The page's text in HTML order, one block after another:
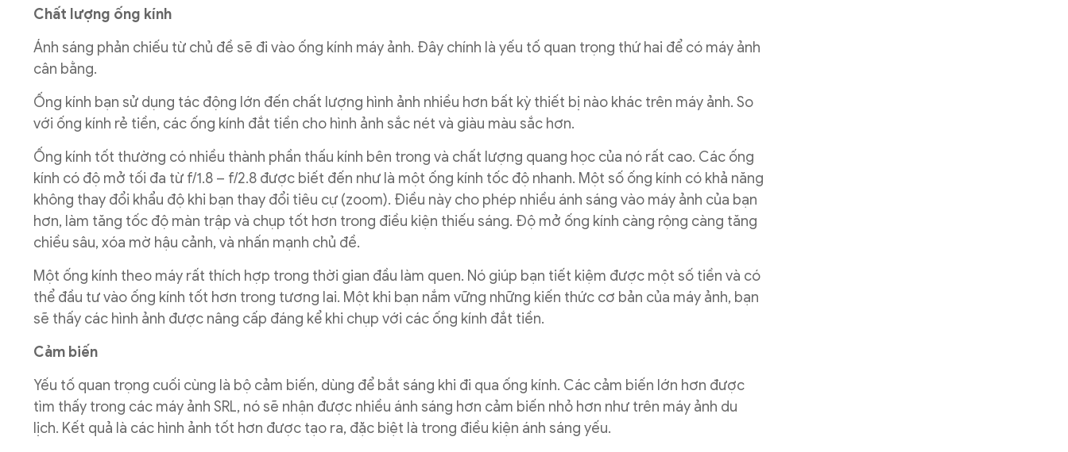
Chất lượng ống kính
Ánh sáng phản chiếu từ chủ đề sẽ đi vào ống kính máy ảnh. Đây chính là yếu tố quan trọng thứ hai để có máy ảnh
cân bằng.
Ống kính bạn sử dụng tác động lớn đến chất lượng hình ảnh nhiều hơn bất kỳ thiết bị nào khác trên máy ảnh. So
với ống kính rẻ tiền, các ống kính đắt tiền cho hình ảnh sắc nét và giàu màu sắc hơn.
Ống kính tốt thường có nhiều thành phần thấu kính bên trong và chất lượng quang học của nó rất cao. Các ống
kính có độ mở tối đa từ f/1.8 – f/2.8 được biết đến như là một ống kính tốc độ nhanh. Một số ống kính có khả năng
không thay đổi khẩu độ khi bạn thay đổi tiêu cự (zoom). Điều này cho phép nhiều ánh sáng vào máy ảnh của bạn
hơn, làm tăng tốc độ màn trập và chụp tốt hơn trong điều kiện thiếu sáng. Độ mở ống kính càng rộng càng tăng
chiều sâu, xóa mờ hậu cảnh, và nhấn mạnh chủ đề.
Một ống kính theo máy rất thích hợp trong thời gian đầu làm quen. Nó giúp bạn tiết kiệm được một số tiền và có
thể đầu tư vào ống kính tốt hơn trong tương lai. Một khi bạn nắm vững những kiến thức cơ bản của máy ảnh, bạn
sẽ thấy các hình ảnh được nâng cấp đáng kể khi chụp với các ống kính đắt tiền.
Cảm biến
Yếu tố quan trọng cuối cùng là bộ cảm biến, dùng để bắt sáng khi đi qua ống kính. Các cảm biến lớn hơn được
tìm thấy trong các máy ảnh SRL, nó sẽ nhận được nhiều ánh sáng hơn cảm biến nhỏ hơn như trên máy ảnh du
lịch. Kết quả là các hình ảnh tốt hơn được tạo ra, đặc biệt là trong điều kiện ánh sáng yếu.